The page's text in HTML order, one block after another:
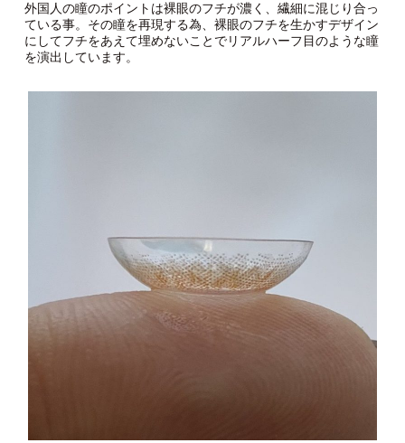
外国人の瞳のポイントは裸眼のフチが濃く、繊細に混じり合っ
ている事。その瞳を再現する為、裸眼のフチを生かすデザイン
にしてフチをあえて埋めないことでリアルハーフ目のような瞳
を演出しています。